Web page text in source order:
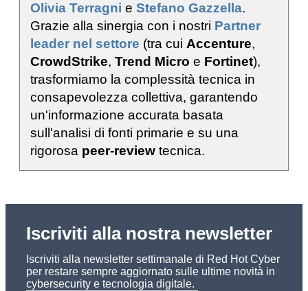
Olivia Terragni e Stefano Gazzella.
Grazie alla sinergia con i nostri Partner
leader nel settore (tra cui Accenture,
CrowdStrike, Trend Micro e Fortinet),
trasformiamo la complessità tecnica in
consapevolezza collettiva, garantendo
un'informazione accurata basata
sull'analisi di fonti primarie e su una
rigorosa peer-review tecnica.
Iscriviti alla nostra newsletter
Iscriviti alla newsletter settimanale di Red Hot Cyber
per restare sempre aggiornato sulle ultime novità in
cybersecurity e tecnologia digitale.